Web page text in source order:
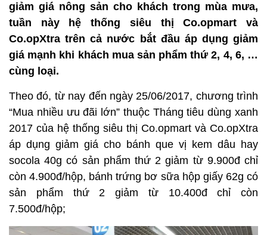
giảm giá nông sản cho khách trong mùa mưa,
tuần này hệ thống siêu thị Co.opmart và
Co.opXtra trên cả nước bắt đầu áp dụng giảm
giá mạnh khi khách mua sản phẩm thứ 2, 4, 6, …
cùng loại.
Theo đó, từ nay đến ngày 25/06/2017, chương trình
“Mua nhiều ưu đãi lớn” thuộc Tháng tiêu dùng xanh
2017 của hệ thống siêu thị Co.opmart và Co.opXtra
áp dụng giảm giá cho bánh que vị kem dâu hay
socola 40g có sản phẩm thứ 2 giảm từ 9.900đ chỉ
còn 4.900đ/hộp, bánh trứng bơ sữa hộp giấy 62g có
sản phẩm thứ 2 giảm từ 10.400đ chỉ còn
7.500đ/hộp;